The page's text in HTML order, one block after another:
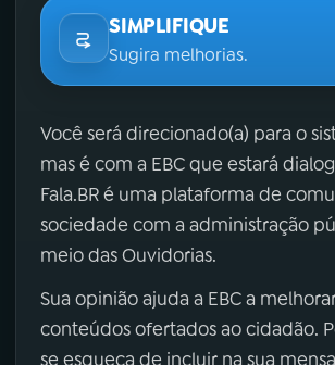
SIMPLIFIQUE
Sugira melhorias.
Você será direcionado(a) para o
mas é com a EBC que estará
Fala.BR é uma plataforma de
sociedade com a administração
meio das Ouvidorias.
Sua opinião ajuda a EBC a
conteúdos ofertados ao cidadão.
se esqueça de incluir na sua